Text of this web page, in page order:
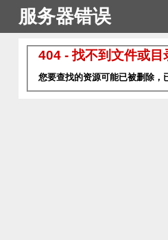
服务器错误
404 - 找不到文件或目
您要查找的资源可能已被删除，